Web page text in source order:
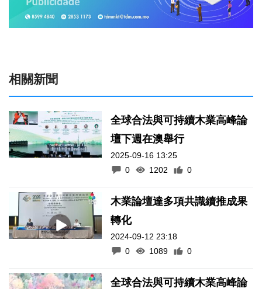
相關新聞
全球合法與可持續木業高峰論
壇下週在澳舉行
2025-09-16 13:25
0
1202 0
木業論壇達多項共識續推成果
轉化
2024-09-12 23:18
0
1089 0
全球合法與可持續木業高峰論